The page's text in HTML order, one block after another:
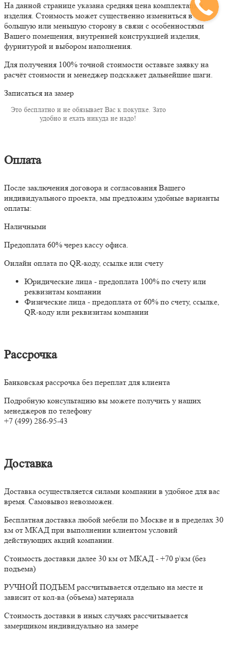
На данной странице указана средняя цена комплектации
изделия. Стоимость может существенно измениться в
большую или меньшую сторону в связи с особенностями
Вашего помещения, внутренней конструкцией изделия,
фурнитурой и выбором наполнения.
Для получения 100% точной стоимости оставьте заявку на
расчёт стоимости и менеджер подскажет дальнейшие шаги.
Записаться на замер
Это бесплатно и не обязывает Вас к покупке. Зато
удобно и ехать никуда не надо!
Оплата
После заключения договора и согласования Вашего
индивидуального проекта, мы предложим удобные варианты
оплаты:
Наличными
Предоплата 60% через кассу офиса.
Онлайн оплата по QR-коду, ссылке или счету
Юридические лица - предоплата 100% по счету или
реквизитам компании
Физические лица - предоплата от 60% по счету, ссылке,
QR-коду или реквизитам компании
Рассрочка
Банковская рассрочка без переплат для клиента
Подробную консультацию вы можете получить у наших
менеджеров по телефону
+7 (499) 286-95-43
Доставка
Доставка осуществляется силами компании в удобное для вас
время. Самовывоз невозможен.
Бесплатная доставка любой мебели по Москве и в пределах 30
км от МКАД при выполнении клиентом условий
действующих акций компании.
Стоимость доставки далее 30 км от МКАД - +70 р\км (без
подъема)
РУЧНОЙ ПОДЪЕМ рассчитывается отдельно на месте и
зависит от кол-ва (объема) материала
Стоимость доставки в иных случаях рассчитывается
замерщиком индивидуально на замере